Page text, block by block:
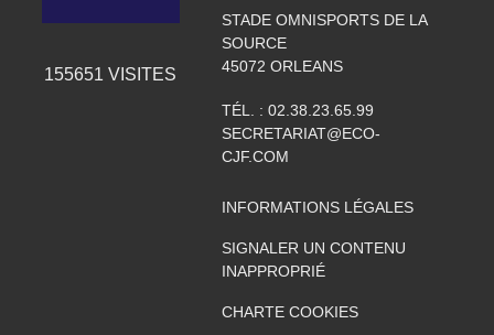
155651 VISITES
STADE OMNISPORTS DE LA
SOURCE
45072 ORLEANS
TÉL. : 02.38.23.65.99
SECRETARIAT@ECO-
CJF.COM
INFORMATIONS LÉGALES
SIGNALER UN CONTENU
INAPPROPRIÉ
CHARTE COOKIES